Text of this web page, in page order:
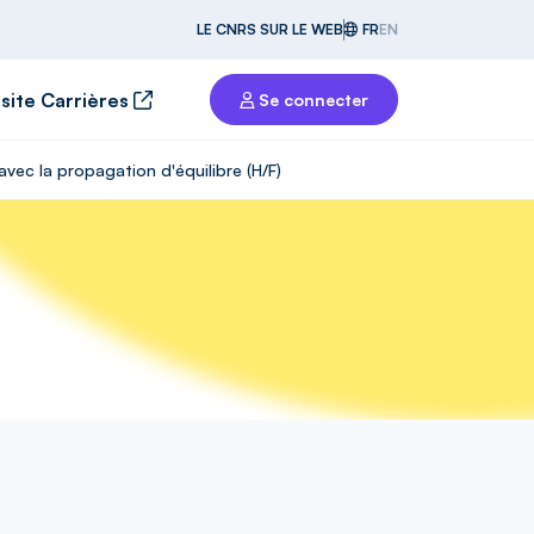
LE CNRS SUR LE WEB FREN
Carrières Se connecter
la propagation d'équilibre (H/F)